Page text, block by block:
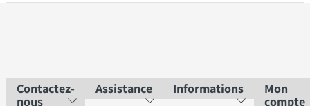
Contactez-
nous
Assistance Informations
Mon
compte